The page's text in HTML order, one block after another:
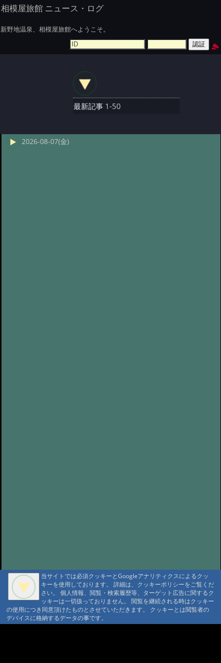
相模屋旅館 ニュース・ログ
新野地温泉、相模屋旅館へようこそ。
2026-08-07(金)
最新記事 1-50
当サイトでは必須クッキーとGoogleアナリティクスによるクッ
キーを使用しております。 詳細は、クッキーポリシーをご覧くだ
さい。 個人情報、閲覧・検索履歴等、ターゲット広告に関するク
ッキーは一切扱っておりません。 閲覧を継続される時はクッキー
の使用につき同意頂けたものとさせていただきます。 クッキーとは閲覧者の
デバイスに格納するデータの事です。